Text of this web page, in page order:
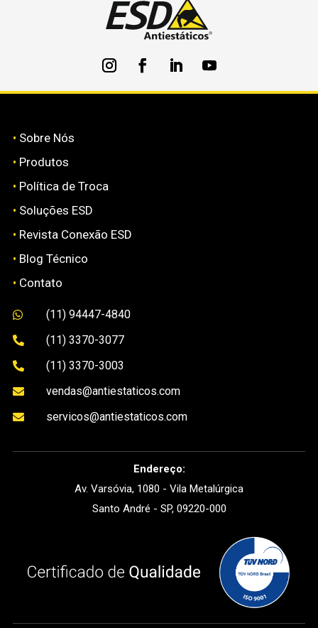
• Sobre Nós
• Produtos
• Política de Troca
• Soluções ESD
• Revista Conexão ESD
• Blog Técnico
• Contato
 (11) 94447-4840
 (11) 3370-3077
 (11) 3370-3003
 vendas@antiestaticos.com
 servicos@antiestaticos.com
Endereço:
Av. Varsóvia, 1080 - Vila Metalúrgica
Santo André - SP, 09220-000